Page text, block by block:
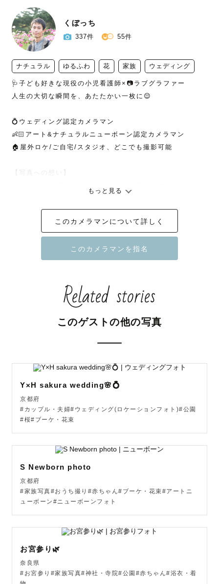
くぼっち
337件 55件
ナチュラル ゆるふわ 花 家族 ウェディング
🩺子ども好きな現役の小児看護師×📷ラブグラファー
人生の大切な瞬間を、あたたかい一枚に😌
💍ウェディング認定カメラマン
👶🏻アート&ナチュラルニューボーン認定カメラマン
🏠屋外ロケ/ご自宅/スタジオ、どこでも撮影可能
【写真への想い】
看護師として働く中で、たくさんの子どもたちから”幸
せ”をもらってきました。
その幸せを、今度は自分が、これから出会う皆様に届けた
マンとしても、あなたの大切な瞬間に寄り添います。
それが自分の大切にしていることです。
【撮影スケジュールについて】
順次、スケジュールを空けていきます。
9月末までの依頼を受け付けております。(2026年7月時点)
でご連絡ください。
୨୧┈┈┈┈┈┈┈┈┈┈┈┈┈┈┈┈┈┈┈┈┈┈୨୧
関西ラブグラファーの『くぼっち』と申します。
この度は私のページをご覧いただき、誠にありがとうござ
います！
【お子様・ファミリー撮影】【カップル撮影】が得意です
お子様の撮影はお任せください☺️
もっと見る
このカメラマンについて詳しく
Related stories
このゲストの他の写真
Y×H sakura wedding🌸💍
京都府
#カップル・夫婦#ウェディング(ロケーションフォト)#公園
#桜#ブーケ・花束
S Newborn photo
京都府
#家族写真#おうち撮り#赤ちゃん#ブーケ・花束#アートニ
ューボーン#ニューボーンフォト
お宮参り🌿
奈良県
#お宮参り#家族写真#神社・寺院#公園#赤ちゃん#浴衣・着